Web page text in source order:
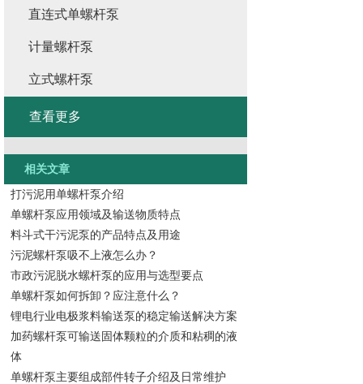
直连式单螺杆泵
计量螺杆泵
立式螺杆泵
查看更多
相关文章
打污泥用单螺杆泵介绍
单螺杆泵应用领域及输送物质特点
料斗式干污泥泵的产品特点及用途
污泥螺杆泵吸不上液怎么办？
市政污泥脱水螺杆泵的应用与选型要点
单螺杆泵如何拆卸？应注意什么？
锂电行业电极浆料输送泵的稳定输送解决方案
加药螺杆泵可输送固体颗粒的介质和粘稠的液
体
单螺杆泵主要组成部件转子介绍及日常维护